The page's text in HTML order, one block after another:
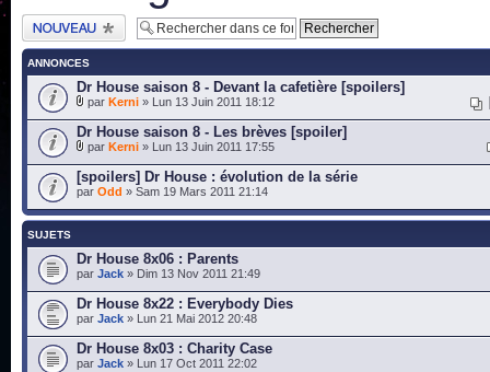
Publier un nouveau
sujet
ANNONCES
Dr House saison 8 - Devant la cafetière [spoilers]
par Kerni » Lun 13 Juin 2011 18:12
Dr House saison 8 - Les brèves [spoiler]
par Kerni » Lun 13 Juin 2011 17:55
[spoilers] Dr House : évolution de la série
par Odd » Sam 19 Mars 2011 21:14
SUJETS
Dr House 8x06 : Parents
par Jack » Dim 13 Nov 2011 21:49
Dr House 8x22 : Everybody Dies
par Jack » Lun 21 Mai 2012 20:48
Dr House 8x03 : Charity Case
par Jack » Lun 17 Oct 2011 22:02